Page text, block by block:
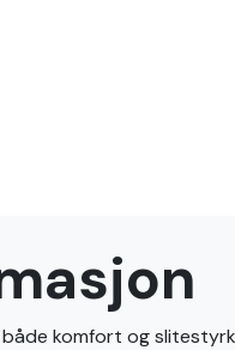
komfort og